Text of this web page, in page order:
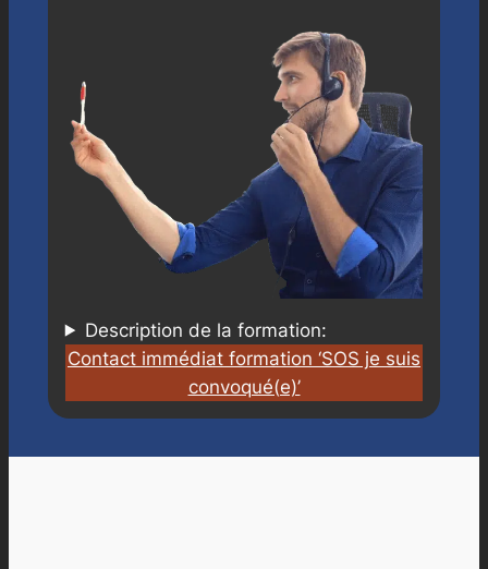
Description de la formation:
Contact immédiat formation ‘SOS je suis
convoqué(e)’